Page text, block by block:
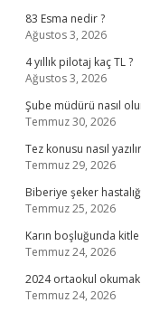
83 Esma nedir ?
Ağustos 3, 2026
4 yıllık pilotaj kaç TL ?
Ağustos 3, 2026
Şube müdürü nasıl
Temmuz 30, 2026
Tez konusu nasıl
Temmuz 29, 2026
Biberiye şeker
Temmuz 25, 2026
Karın boşluğunda
Temmuz 24, 2026
2024 ortaokul
Temmuz 24, 2026